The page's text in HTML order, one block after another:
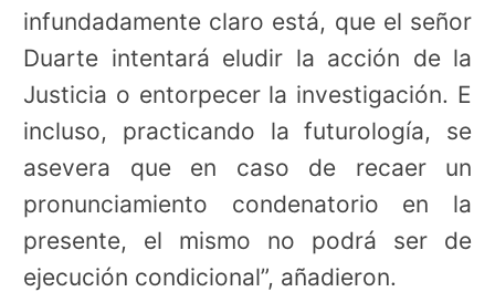
infundadamente claro está, que el señor
Duarte intentará eludir la acción de la
Justicia o entorpecer la investigación. E
incluso, practicando la futurología, se
asevera que en caso de recaer un
pronunciamiento condenatorio en la
presente, el mismo no podrá ser de
ejecución condicional”, añadieron.